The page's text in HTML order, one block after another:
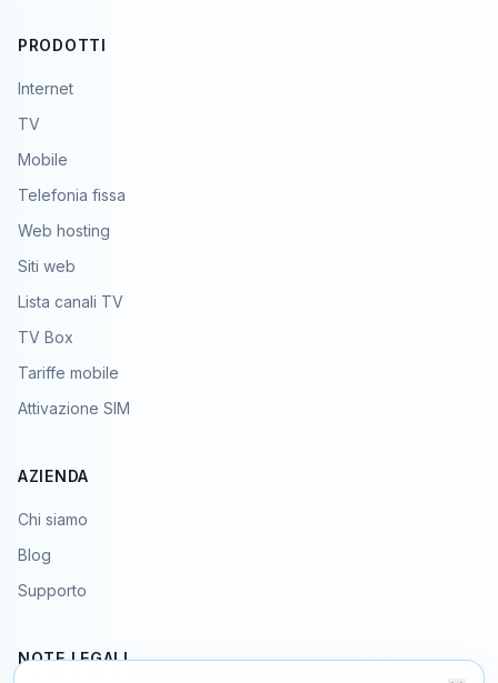
PRODOTTI
Internet
TV
Mobile
Telefonia fissa
Web hosting
Siti web
Lista canali TV
TV Box
Tariffe mobile
Attivazione SIM
AZIENDA
Chi siamo
Blog
Supporto
NOTE LEGALI